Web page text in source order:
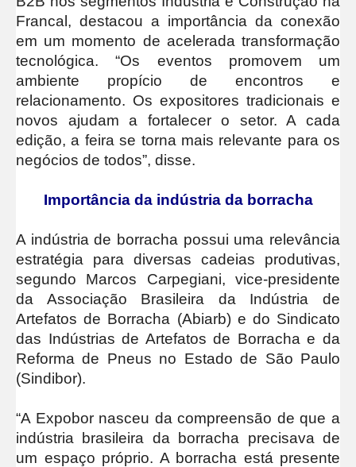
Francal, destacou a importância da conexão
em um momento de acelerada transformação
tecnológica. “Os eventos promovem um
ambiente propício de encontros e
relacionamento. Os expositores tradicionais e
novos ajudam a fortalecer o setor. A cada
edição, a feira se torna mais relevante para os
negócios de todos”, disse.
Importância da indústria da borracha
A indústria de borracha possui uma relevância
estratégia para diversas cadeias produtivas,
segundo Marcos Carpegiani, vice-presidente
da Associação Brasileira da Indústria de
Artefatos de Borracha (Abiarb) e do Sindicato
das Indústrias de Artefatos de Borracha e da
Reforma de Pneus no Estado de São Paulo
(Sindibor).
“A Expobor nasceu da compreensão de que a
indústria brasileira da borracha precisava de
um espaço próprio. A borracha está presente